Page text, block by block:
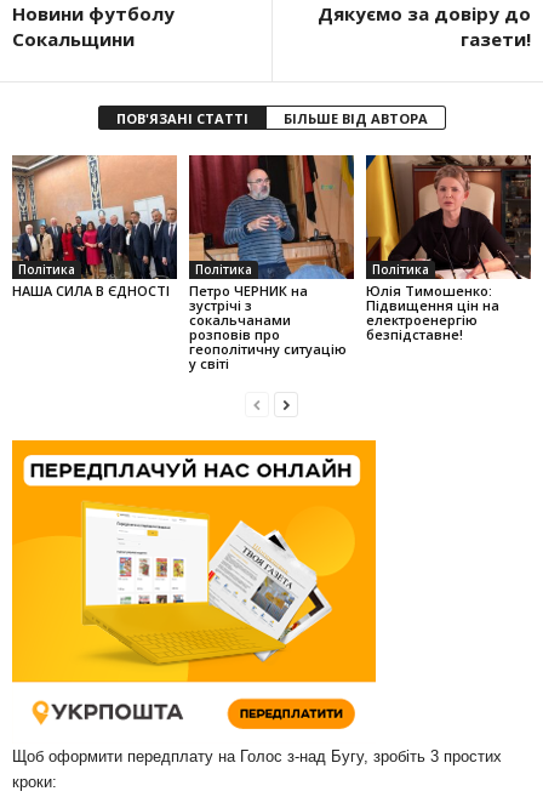
Новини футболу
Сокальщини
Дякуємо за довіру до
газети!
ПОВ'ЯЗАНІ СТАТТІ БІЛЬШЕ ВІД АВТОРА
Політика
НАША СИЛА В ЄДНОСТІ
Політика
Петро ЧЕРНИК на
зустрічі з
сокальчанами
розповів про
геополітичну ситуацію
у світі
Політика
Юлія Тимошенко:
Підвищення цін на
електроенергію
безпідставне!
Щоб оформити передплату на Голос з-над Бугу, зробіть 3 простих
кроки: